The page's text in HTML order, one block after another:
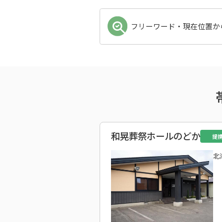
フリーワード・現在位置
和晃葬祭ホールのどか 提
北